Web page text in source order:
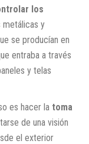
los
metálicas y
se producían en
entraba a través
y telas
es hacer la toma
de una visión
el exterior